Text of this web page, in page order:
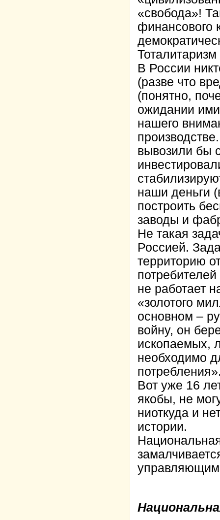
«свобода»!
финансового
В России
(разве что
(понятно,
ожидании
нашего
вывозили бы
наши деньги
построить
заводы и
Не такая
Россией.
территорию
не работает
«золотого
основном –
войну, он
ископаемых,
необходимо
Вот уже 16
якобы, не
ниоткуда и
истории.